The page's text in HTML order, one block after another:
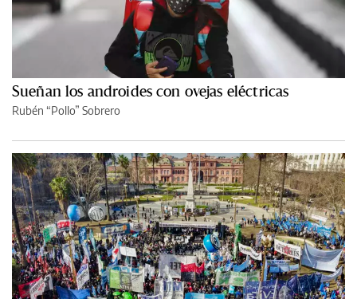
Sueñan los androides con ovejas eléctricas
Rubén “Pollo” Sobrero